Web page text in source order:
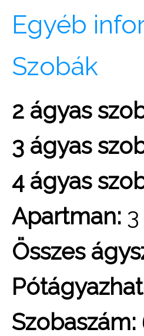
Egyéb
Szobák
2 ágyas
3 ágyas
4 ágyas
Apartman:
Összes
Szobaszám: